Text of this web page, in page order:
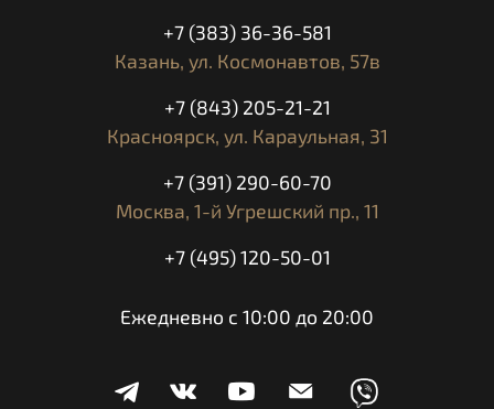
+7 (383) 36-36-581
Казань, ул. Космонавтов, 57в
+7 (843) 205-21-21
Красноярск, ул. Караульная, 31
+7 (391) 290-60-70
Москва, 1-й Угрешский пр., 11
+7 (495) 120-50-01
Ежедневно с 10:00 до 20:00